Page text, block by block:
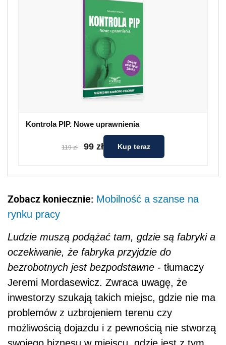
Kontrola PIP. Nowe uprawnienia
119 zł 99 zł Kup teraz
Zobacz koniecznie: Mobilność a szanse na
rynku pracy
Ludzie muszą podążać tam, gdzie są fabryki a
oczekiwanie, że fabryka przyjdzie do
bezrobotnych jest bezpodstawne - tłumaczy
Jeremi Mordasewicz. Zwraca uwagę, że
inwestorzy szukają takich miejsc, gdzie nie ma
problemów z uzbrojeniem terenu czy
możliwością dojazdu i z pewnością nie stworzą